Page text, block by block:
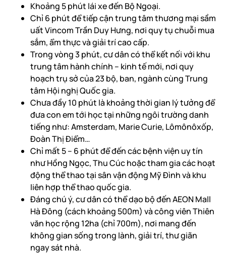
Khoảng 5 phút lái xe đến Bộ Ngoại.
Chỉ 6 phút để tiếp cận trung tâm thương mại sầm
uất Vincom Trần Duy Hưng, nơi quy tụ chuỗi mua
sắm, ẩm thực và giải trí cao cấp.
Trong vòng 3 phút, cư dân có thể kết nối với khu
trung tâm hành chính – kinh tế mới, nơi quy
hoạch trụ sở của 23 bộ, ban, ngành cùng Trung
tâm Hội nghị Quốc gia.
Chưa đầy 10 phút là khoảng thời gian lý tưởng để
đưa con em tới học tại những ngôi trường danh
tiếng như: Amsterdam, Marie Curie, Lômônôxốp,
Đoàn Thị Điểm…
Chỉ mất 5 – 6 phút để đến các bệnh viện uy tín
như Hồng Ngọc, Thu Cúc hoặc tham gia các hoạt
động thể thao tại sân vận động Mỹ Đình và khu
liên hợp thể thao quốc gia.
Đáng chú ý, cư dân có thể dạo bộ đến AEON Mall
Hà Đông (cách khoảng 500m) và công viên Thiên
văn học rộng 12ha (chỉ 700m), nơi mang đến
không gian sống trong lành, giải trí, thư giãn
ngay sát nhà.